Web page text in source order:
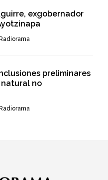
exgobernador
preliminares
no